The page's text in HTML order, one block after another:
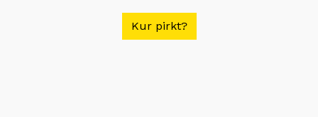
Kur pirkt?